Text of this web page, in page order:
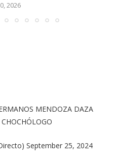
2026
MENDOZA DAZA
September 25, 2024